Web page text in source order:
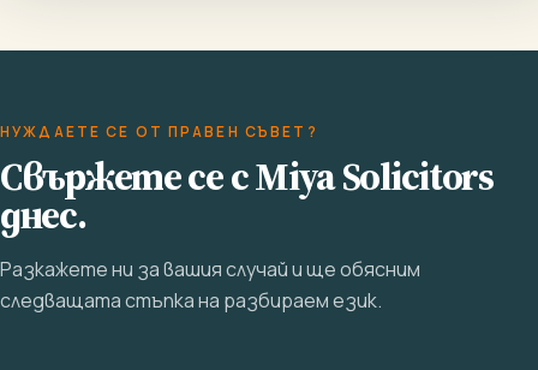
НУЖДАЕТЕ СЕ ОТ ПРАВЕН СЪВЕТ?
Свържете се с Miya Solicitors
днес.
Разкажете ни за вашия случай и ще обясним
следващата стъпка на разбираем език.